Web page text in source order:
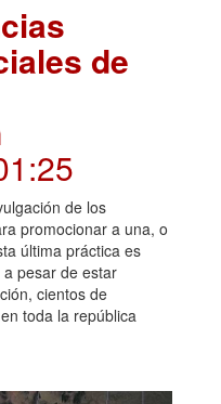
de
de los
promocionar a una, o
última práctica es
pesar de estar
cientos de
toda la república